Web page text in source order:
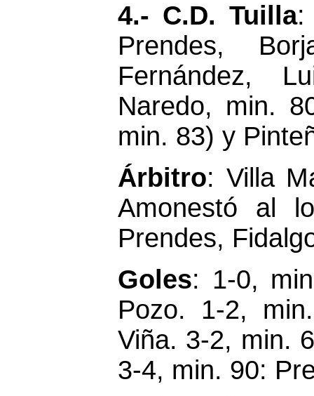
4.- C.D. Tuilla:
Prendes,
Fernández,
Naredo, min.
min. 83) y
Árbitro: Villa
Amonestó al
Prendes,
Goles: 1-0,
Pozo. 1-2,
Viña. 3-2, min.
3-4, min. 90: